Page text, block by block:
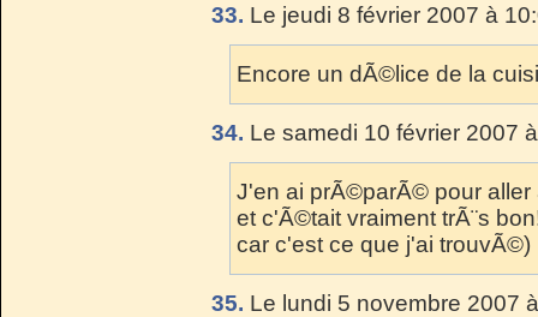
33. Le jeudi 8 février 2007 à
Encore un dÃ©lice de la
34. Le samedi 10 février 2007
J'en ai prÃ©parÃ© pour
et c'Ã©tait vraiment trÃ¨s
car c'est ce que j'ai trouvÃ©)
35. Le lundi 5 novembre 2007